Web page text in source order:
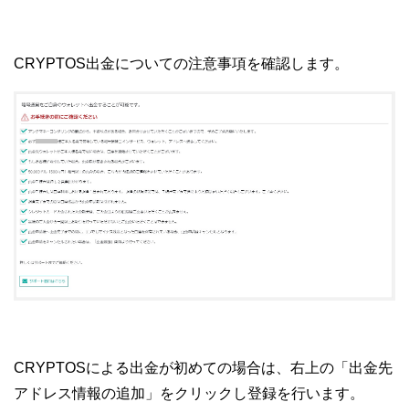
CRYPTOS出金についての注意事項を確認します。
CRYPTOSによる出金が初めての場合は、右上の「出金先
アドレス情報の追加」をクリックし登録を行います。